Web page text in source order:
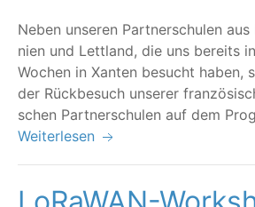
Neben unse­ren Part­ner­schu­len
ni­en und Lett­land, die uns bereits
Wochen in Xan­ten besucht haben,
der Rück­be­such unse­rer
schen Part­ner­schu­len auf dem
Weiterlesen